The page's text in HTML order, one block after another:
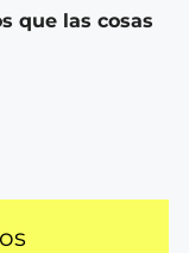
que las cosas